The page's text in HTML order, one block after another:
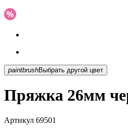
paintbrush Выбрать другой цвет
Пряжка 26мм
Артикул 69501